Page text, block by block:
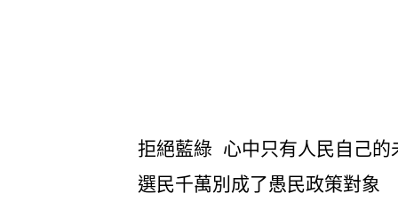
拒絕藍綠 心中只有人民自己的
選民千萬別成了愚民政策對象